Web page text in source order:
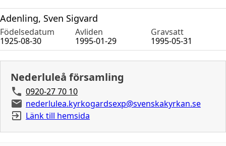
Adenling, Sven Sigvard
Födelsedatum Avliden
Gravsatt
1925-08-30
1995-01-29 1995-05-31
Nederluleå församling
0920-27 70 10
nederlulea.kyrkogardsexp@svenskakyrkan.se
Länk till hemsida